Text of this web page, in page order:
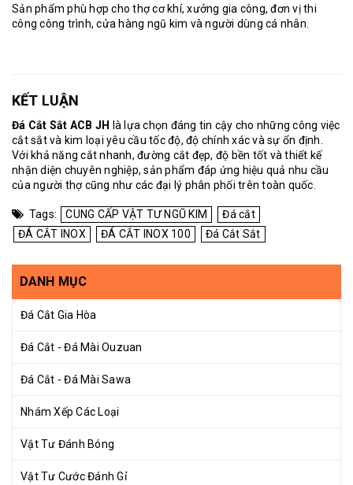
Sản phẩm phù hợp cho thợ cơ khí, xưởng gia công, đơn vị thi
công công trình, cửa hàng ngũ kim và người dùng cá nhân.
KẾT LUẬN
Đá Cắt Sắt ACB JH
là lựa chọn đáng tin cậy cho những công việc
cắt sắt và kim loại yêu cầu tốc độ, độ chính xác và sự ổn định.
Với khả năng cắt nhanh, đường cắt đẹp, độ bền tốt và thiết kế
nhận diện chuyên nghiệp, sản phẩm đáp ứng hiệu quả nhu cầu
của người thợ cũng như các đại lý phân phối trên toàn quốc.
Tags: CUNG CẤP VẬT TƯ NGŨ KIM
Đá cắt
ĐÁ CẮT INOX
ĐÁ CẮT INOX 100 Đá Cắt Sắt
DANH MỤC
Đá Cắt Gia Hòa
Đá Cắt - Đá Mài Ouzuan
Đá Cắt - Đá Mài Sawa
Nhám Xếp Các Loại
Vật Tư Đánh Bóng
Vật Tư Cước Đánh Gỉ